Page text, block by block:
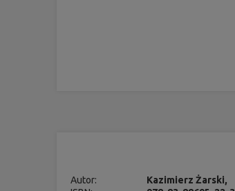
Autor:
Kazimierz Żarski,